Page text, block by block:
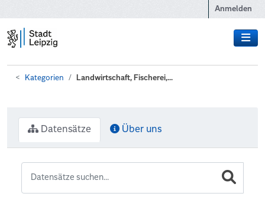
Anmelden
Kategorien Landwirtschaft, Fischerei,...
Datensätze Über uns